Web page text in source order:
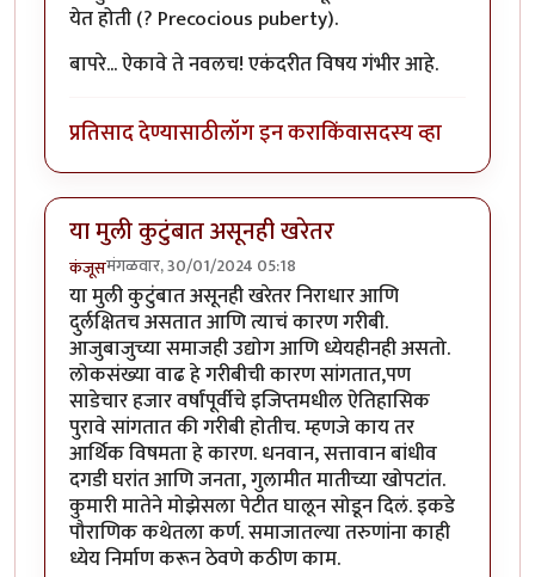
येत होती (? Precocious puberty).
बापरे... ऐकावे ते नवलच! एकंदरीत विषय गंभीर आहे.
प्रतिसाद देण्यासाठीलॉग इन कराकिंवासदस्य व्हा
या मुली कुटुंबात असूनही खरेतर
कंजूसमंगळवार, 30/01/2024 05:18
या मुली कुटुंबात असूनही खरेतर निराधार आणि
दुर्लक्षितच असतात आणि त्याचं कारण गरीबी.
आजुबाजुच्या समाजही उद्योग आणि ध्येयहीनही असतो.
लोकसंख्या वाढ हे गरीबीची कारण सांगतात,पण
साडेचार हजार वर्षांपूर्वीचे इजिप्तमधील ऐतिहासिक
पुरावे सांगतात की गरीबी होतीच. म्हणजे काय तर
आर्थिक विषमता हे कारण. धनवान, सत्तावान बांधीव
दगडी घरांत आणि जनता, गुलामीत मातीच्या खोपटांत.
कुमारी मातेने मोझेसला पेटीत घालून सोडून दिलं. इकडे
पौराणिक कथेतला कर्ण. समाजातल्या तरुणांना काही
ध्येय निर्माण करून ठेवणे कठीण काम.